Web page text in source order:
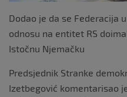
Dodao je da se Federacija
odnosu na entitet RS
Istočnu Njemačku
Predsjednik Stranke
Izetbegović komentarisao